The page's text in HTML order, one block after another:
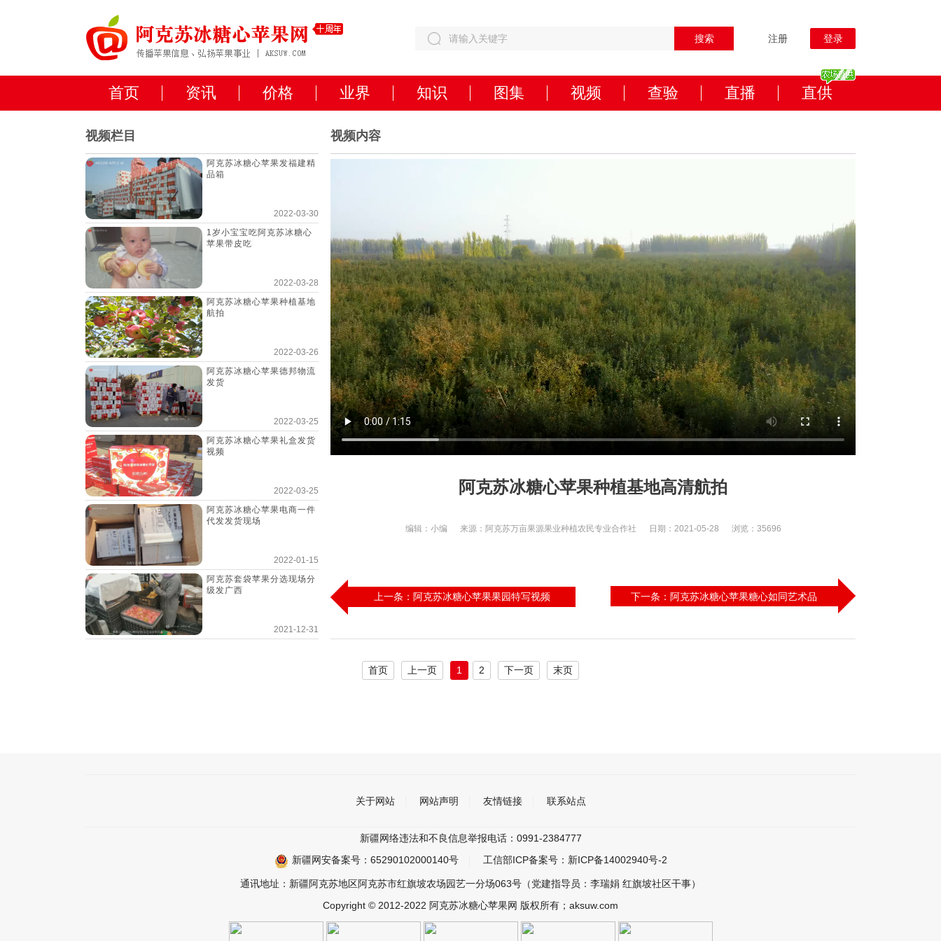
搜索 注册 登录
首页 资讯 价格 业界 知识 图集 视频 查验 直播 直供
视频栏目
阿克苏冰糖心苹果发福建精
品箱
2022-03-30
1岁小宝宝吃阿克苏冰糖心
苹果带皮吃
2022-03-28
阿克苏冰糖心苹果种植基地
航拍
2022-03-26
阿克苏冰糖心苹果德邦物流
发货
2022-03-25
阿克苏冰糖心苹果礼盒发货
视频
2022-03-25
阿克苏冰糖心苹果电商一件
代发发货现场
2022-01-15
阿克苏套袋苹果分选现场分
级发广西
2021-12-31
视频内容
阿克苏冰糖心苹果种植基地高清航拍
编辑：小编 来源：阿克苏万亩果源果业种植农民专业合作社 日期：2021-05-28 浏览：35696
下一条：阿克苏冰糖心苹果糖心如同艺术品
上一条：阿克苏冰糖心苹果果园特写视频
首页 上一页 1 2 下一页 末页
关于网站 网站声明 友情链接 联系站点
新疆网络违法和不良信息举报电话：0991-2384777
新疆网安备案号： 65290102000140号 工信部ICP备案号： 新ICP备14002940号-2
通讯地址：新疆阿克苏地区阿克苏市红旗坡农场园艺一分场063号（党建指导员：李瑞娟 红旗坡社区干事）
Copyright © 2012-2022 阿克苏冰糖心苹果网 版权所有；aksuw.com